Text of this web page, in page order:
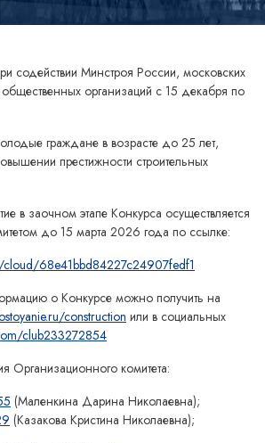
содействии Минстроя России, московских
организаций с 15 декабря по
граждане в возрасте до 25 лет,
престижности строительных
в заочном этапе Конкурса осуществляется
до 15 марта 2026 года по ссылке:
cloud/68e41bbd84227c24907fedf1
о Конкурсе можно получить на
construction или в социальных
club233272854
Организационного комитета:
(Маленкина Дарина Николаевна);
(Казакова Кристина Николаевна);